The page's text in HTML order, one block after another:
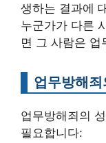
생하는 결과에
누군가가 다른
면 그 사람은 업
업무방해
업무방해죄의
필요합니다: